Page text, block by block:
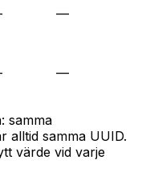
—
—
samma
alltid samma UUID.
värde vid varje